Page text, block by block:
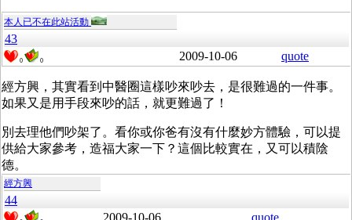
本人已不在此站活動
43
0 0 2009-10-06 quote
經方興，其實看到中醫圈這樣吵來吵去，是很難過的一件事。
如果又是用手段來吵的話，就更難過了！
別去理他們吵架了。看你或你爸有沒有什麼妙方體驗，可以提
供給大家參考，造福大家一下？這個比較實在，又可以積陰
德。
經方興
44